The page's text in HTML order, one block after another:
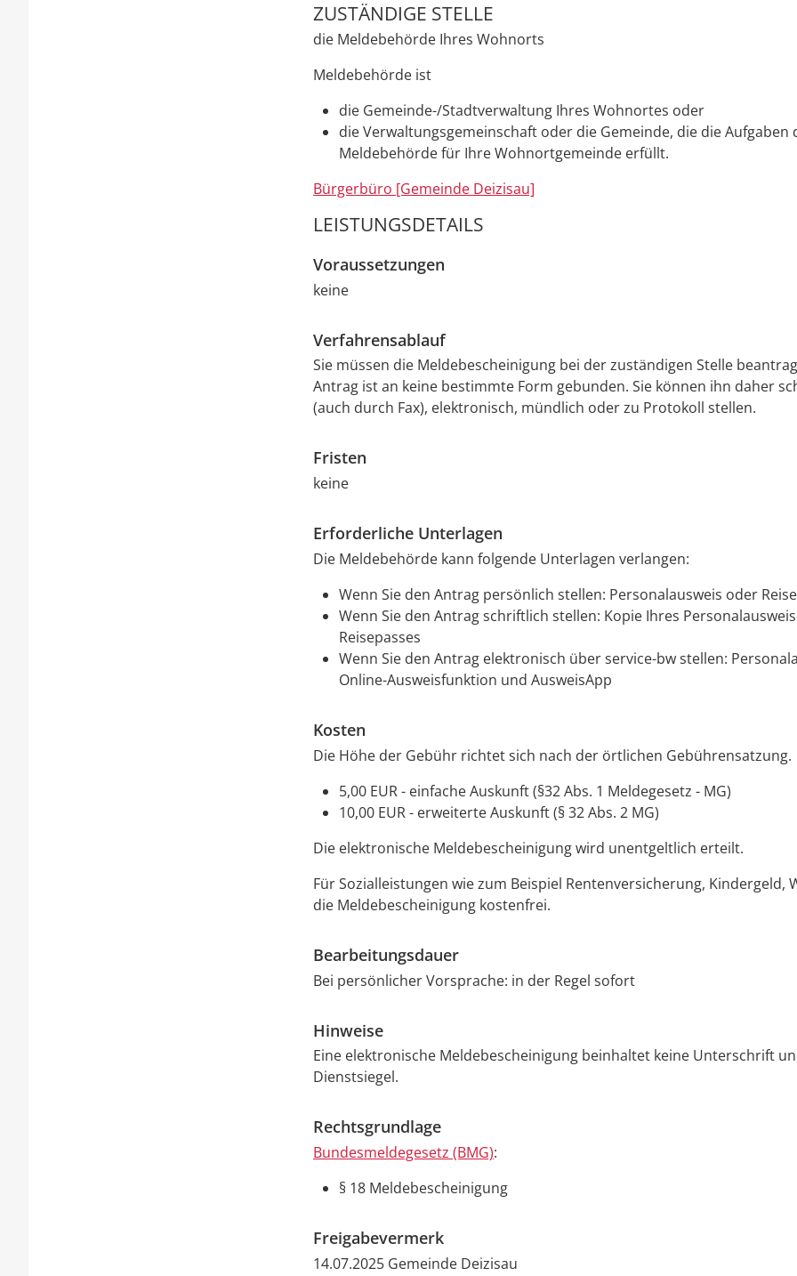
ZUSTÄNDIGE STELLE
die Meldebehörde Ihres Wohnorts
Meldebehörde ist
die Gemeinde-/Stadtverwaltung Ihres Wohnortes oder
die Verwaltungsgemeinschaft oder die Gemeinde, die die Aufgaben
Meldebehörde für Ihre Wohnortgemeinde erfüllt.
Bürgerbüro [Gemeinde Deizisau]
LEISTUNGSDETAILS
Voraussetzungen
keine
Verfahrensablauf
Sie müssen die Meldebescheinigung bei der zuständigen Stelle
Antrag ist an keine bestimmte Form gebunden. Sie können ihn daher
(auch durch Fax), elektronisch, mündlich oder zu Protokoll stellen.
Fristen
keine
Erforderliche Unterlagen
Die Meldebehörde kann folgende Unterlagen verlangen:
Wenn Sie den Antrag persönlich stellen: Personalausweis oder
Wenn Sie den Antrag schriftlich stellen: Kopie Ihres
Reisepasses
Wenn Sie den Antrag elektronisch über service-bw stellen:
Online-Ausweisfunktion und AusweisApp
Kosten
Die Höhe der Gebühr richtet sich nach der örtlichen Gebührensatzung.
5,00 EUR - einfache Auskunft (§32 Abs. 1 Meldegesetz - MG)
10,00 EUR - erweiterte Auskunft (§ 32 Abs. 2 MG)
Die elektronische Meldebescheinigung wird unentgeltlich erteilt.
Für Sozialleistungen wie zum Beispiel Rentenversicherung, Kindergeld,
die Meldebescheinigung kostenfrei.
Bearbeitungsdauer
Bei persönlicher Vorsprache: in der Regel sofort
Hinweise
Eine elektronische Meldebescheinigung beinhaltet keine Unterschrift
Dienstsiegel.
Rechtsgrundlage
Bundesmeldegesetz (BMG):
§ 18 Meldebescheinigung
Freigabevermerk
14.07.2025 Gemeinde Deizisau